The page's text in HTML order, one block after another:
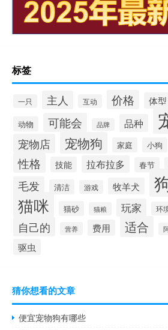
标签
一只 主人 互动 价格 体型
动物 可能会 品牌 品种
宠物店 宠物狗 家庭 小狗
性格 技能 拉布拉多 春节
毛发 清洁 游戏 牧羊犬
猫咪 猫砂 猫粮 玩家 环
自己的 营养 费用 适合
驱虫
猜你想看的文章
便宜宠物狗有哪些